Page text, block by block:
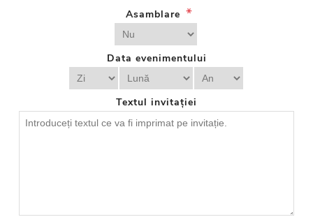
Asamblare *
Data evenimentului
Textul invitației